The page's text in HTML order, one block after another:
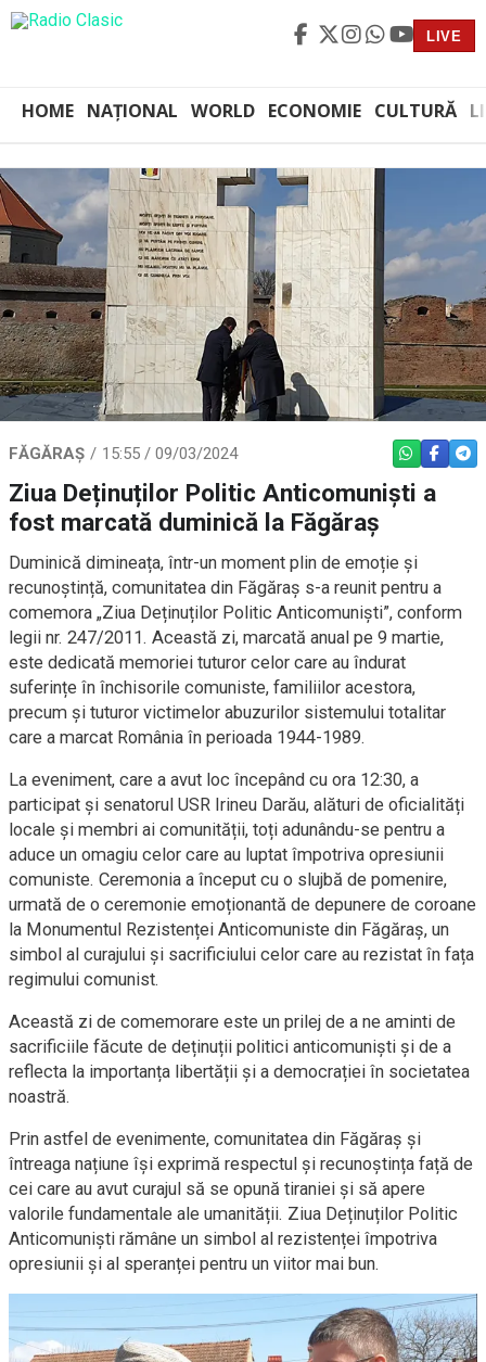
LIVE
HOME NAȚIONAL WORLD ECONOMIE CULTURĂ
FĂGĂRAȘ 15:55 / 09/03/2024 WHATSAPP
Ziua Deținuților Politic Anticomuniști a
fost marcată duminică la Făgăraș
Duminică dimineața, într-un moment plin de emoție și
recunoștință, comunitatea din Făgăraș s-a reunit pentru a
comemora „Ziua Deținuților Politic Anticomuniști”, conform
legii nr. 247/2011. Această zi, marcată anual pe 9 martie,
este dedicată memoriei tuturor celor care au îndurat
suferințe în închisorile comuniste, familiilor acestora,
precum și tuturor victimelor abuzurilor sistemului totalitar
care a marcat România în perioada 1944-1989.
La eveniment, care a avut loc începând cu ora 12:30, a
participat și senatorul USR Irineu Darău, alături de oficialități
locale și membri ai comunității, toți adunându-se pentru a
aduce un omagiu celor care au luptat împotriva opresiunii
comuniste. Ceremonia a început cu o slujbă de pomenire,
urmată de o ceremonie emoționantă de depunere de coroane
la Monumentul Rezistenței Anticomuniste din Făgăraș, un
simbol al curajului și sacrificiului celor care au rezistat în fața
regimului comunist.
Această zi de comemorare este un prilej de a ne aminti de
sacrificiile făcute de deținuții politici anticomuniști și de a
reflecta la importanța libertății și a democrației în societatea
noastră.
Prin astfel de evenimente, comunitatea din Făgăraș și
întreaga națiune își exprimă respectul și recunoștința față de
cei care au avut curajul să se opună tiraniei și să apere
valorile fundamentale ale umanității. Ziua Deținuților Politic
Anticomuniști rămâne un simbol al rezistenței împotriva
opresiunii și al speranței pentru un viitor mai bun.